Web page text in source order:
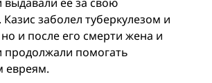
заболел туберкулезом и
но и после его смерти жена и
продолжали помогать
евреям.